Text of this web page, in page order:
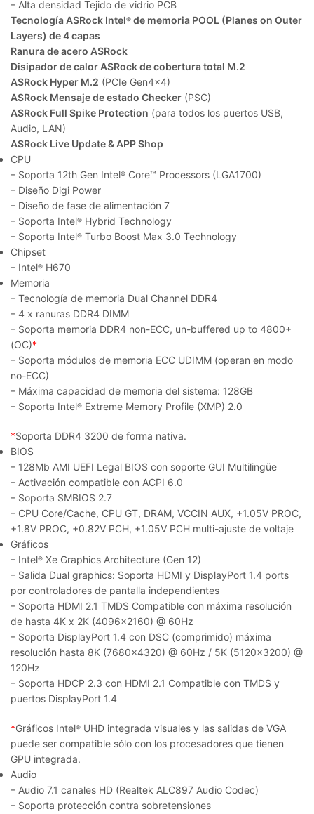
– Alta densidad Tejido de vidrio PCB
Tecnología ASRock Intel® de memoria POOL (Planes on Outer
Layers) de 4 capas
Ranura de acero ASRock
Disipador de calor ASRock de cobertura total M.2
ASRock Hyper M.2 (PCIe Gen4x4)
ASRock Mensaje de estado Checker (PSC)
ASRock Full Spike Protection (para todos los puertos USB,
Audio, LAN)
ASRock Live Update & APP Shop
CPU
– Soporta 12th Gen Intel® Core™ Processors (LGA1700)
– Diseño Digi Power
– Diseño de fase de alimentación 7
– Soporta Intel® Hybrid Technology
– Soporta Intel® Turbo Boost Max 3.0 Technology
Chipset
– Intel® H670
Memoria
– Tecnología de memoria Dual Channel DDR4
– 4 x ranuras DDR4 DIMM
– Soporta memoria DDR4 non-ECC, un-buffered up to 4800+
(OC)*
– Soporta módulos de memoria ECC UDIMM (operan en modo
no-ECC)
– Máxima capacidad de memoria del sistema: 128GB
– Soporta Intel® Extreme Memory Profile (XMP) 2.0
*Soporta DDR4 3200 de forma nativa.
BIOS
– 128Mb AMI UEFI Legal BIOS con soporte GUI Multilingüe
– Activación compatible con ACPI 6.0
– Soporta SMBIOS 2.7
– CPU Core/Cache, CPU GT, DRAM, VCCIN AUX, +1.05V PROC,
+1.8V PROC, +0.82V PCH, +1.05V PCH multi-ajuste de voltaje
Gráficos
– Intel® Xe Graphics Architecture (Gen 12)
– Salida Dual graphics: Soporta HDMI y DisplayPort 1.4 ports
por controladores de pantalla independientes
– Soporta HDMI 2.1 TMDS Compatible con máxima resolución
de hasta 4K x 2K (4096×2160) @ 60Hz
– Soporta DisplayPort 1.4 con DSC (comprimido) máxima
resolución hasta 8K (7680×4320) @ 60Hz / 5K (5120×3200) @
120Hz
– Soporta HDCP 2.3 con HDMI 2.1 Compatible con TMDS y
puertos DisplayPort 1.4
*Gráficos Intel® UHD integrada visuales y las salidas de VGA
puede ser compatible sólo con los procesadores que tienen
GPU integrada.
Audio
– Audio 7.1 canales HD (Realtek ALC897 Audio Codec)
– Soporta protección contra sobretensiones